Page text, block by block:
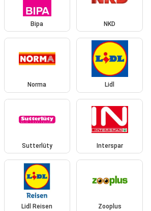
Bipa NKD
Norma Lidl
Sutterlüty Interspar
Lidl Reisen Zooplus